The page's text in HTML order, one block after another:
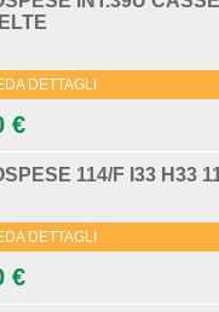
DETTAGLI
€
114/F I33 H33
DETTAGLI
€